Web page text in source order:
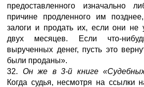
предоставленного изначально
причине продленного им
залоги и продать их, если они не
двух месяцев. Если что-
вырученных денег, пусть это
были проданы».
32. Он же в 3-й книге «Судебных
Когда судья, несмотря на ссылки